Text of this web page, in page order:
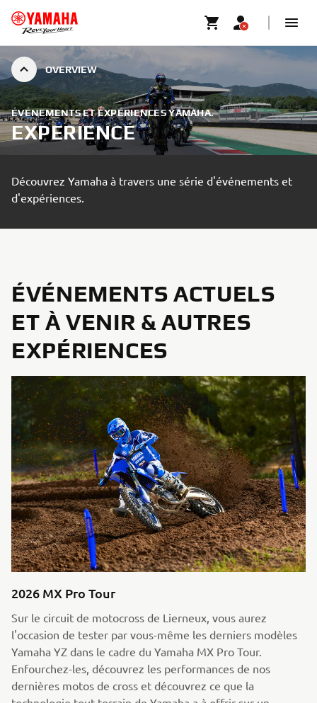
OVERVIEW
ÉVÉNEMENTS ET EXPÉRIENCES YAMAHA.
EXPERIENCE
Découvrez Yamaha à travers une série d'événements et
d'expériences.
ÉVÉNEMENTS ACTUELS
ET À VENIR & AUTRES
EXPÉRIENCES
2026 MX Pro Tour
Sur le circuit de motocross de Lierneux, vous aurez
l'occasion de tester par vous-même les derniers modèles
Yamaha YZ dans le cadre du Yamaha MX Pro Tour.
Enfourchez-les, découvrez les performances de nos
dernières motos de cross et découvrez ce que la